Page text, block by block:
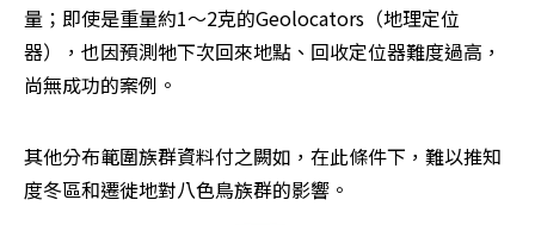
量；即使是重量約1～2克的Geolocators（地理定位
器），也因預測牠下次回來地點、回收定位器難度過高，
尚無成功的案例。
其他分布範圍族群資料付之闕如，在此條件下，難以推知
度冬區和遷徙地對八色鳥族群的影響。